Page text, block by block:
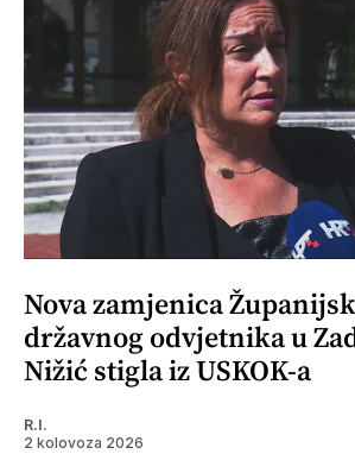
Nova zamjenica
državnog odvjetnika u
Nižić stigla iz USKOK-a
R.I.
2 kolovoza 2026